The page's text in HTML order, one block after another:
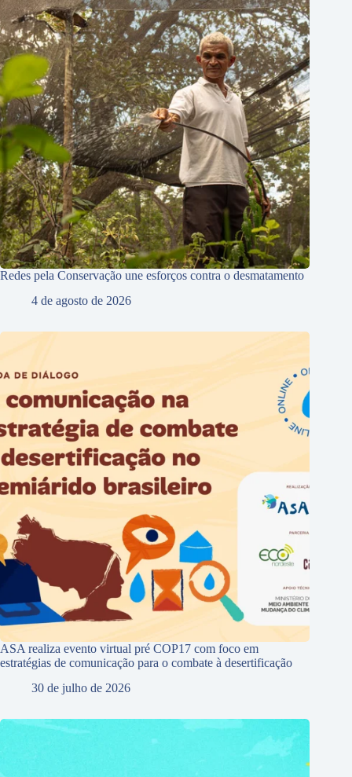
Redes pela Conservação une esforços contra o desmatamento
4 de agosto de 2026
ASA realiza evento virtual pré COP17 com foco em
estratégias de comunicação para o combate à desertificação
30 de julho de 2026